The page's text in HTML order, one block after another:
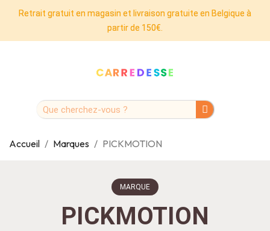
Retrait gratuit en magasin et livraison gratuite en Belgique à
partir de 150€.
Accueil Marques PICKMOTION
MARQUE
PICKMOTION